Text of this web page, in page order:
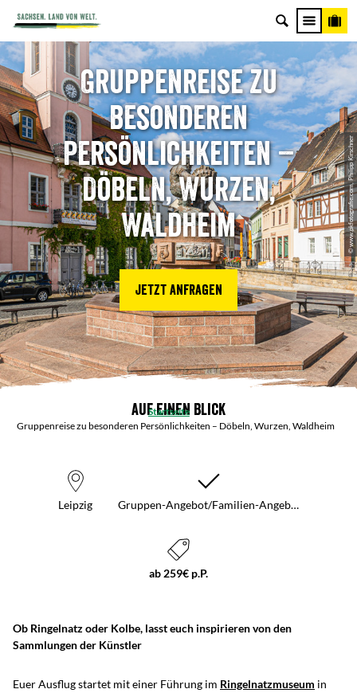
© www.pkfotografie.com, Philipp Kirschner
Gruppenreise zu
besonderen
Persönlichkeiten –
Döbeln, Wurzen,
Waldheim
Jetzt anfragen
Startseite
Gruppenreise zu besonderen Persönlichkeiten – Döbeln, Wurzen, Waldheim
Auf einen Blick
Leipzig Gruppen-Angebot/Familien-Angeb…
ab 259€ p.P.
Ob Ringelnatz oder Kolbe, lasst euch inspirieren von den
Sammlungen der Künstler
Euer Ausflug startet mit einer Führung im Ringelnatzmuseum in